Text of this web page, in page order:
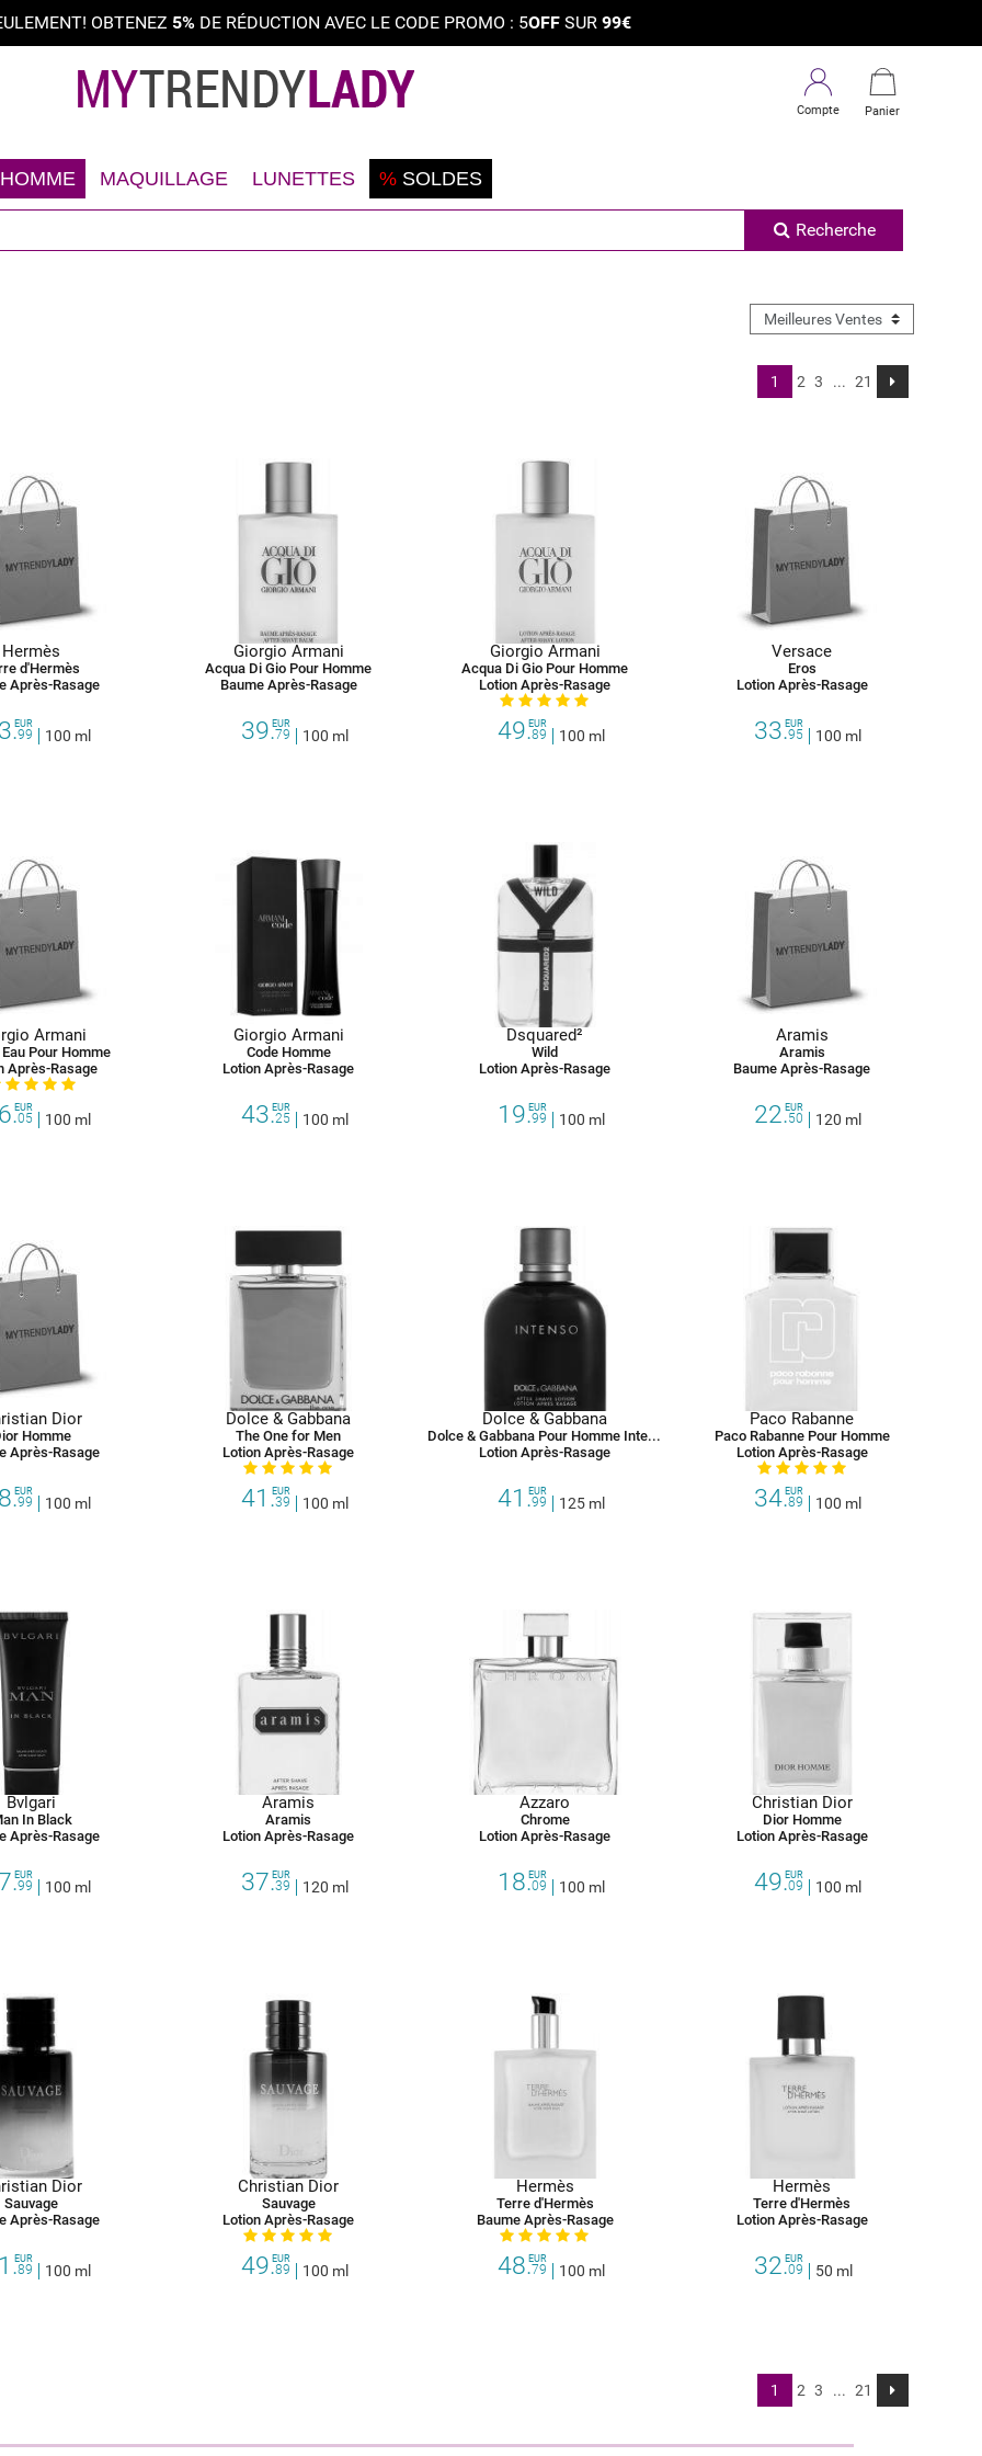
OBTENEZ 5%DE RÉDUCTION AVEC LE CODE PROMO : 5OFFSUR 99€
Compte Panier
HOMME
Rasage
Déodorant
MAQUILLAGE
Teint
Yeux
LUNETTES
Lunettes solaires
Lunettes optiques
% SOLDES
Recherche
1 2 3 ... 21
Hermès
d'Hermès
Après-Rasage
99
EUR
100 ml
Giorgio Armani
Acqua Di Gio Pour Homme
Baume Après-Rasage
39.79
EUR
100 ml
Giorgio Armani
Acqua Di Gio Pour Homme
Lotion Après-Rasage
49.89
EUR
100 ml
Versace
Eros
Lotion Après-Rasage
33.95
EUR
100 ml
Armani
Pour Homme
Après-Rasage
05
EUR
100 ml
Giorgio Armani
Code Homme
Lotion Après-Rasage
43.25
EUR
100 ml
Dsquared²
Wild
Lotion Après-Rasage
19.99
EUR
100 ml
Aramis
Aramis
Baume Après-Rasage
22.50
EUR
120 ml
Dior
Homme
Après-Rasage
99
EUR
100 ml
Dolce & Gabbana
The One for Men
Lotion Après-Rasage
41.39
EUR
100 ml
Dolce & Gabbana
Dolce & Gabbana Pour Homme Intenso
Lotion Après-Rasage
41.99
EUR
125 ml
Paco Rabanne
Paco Rabanne Pour Homme
Lotion Après-Rasage
34.89
EUR
100 ml
Bvlgari
In Black
Après-Rasage
99
EUR
100 ml
Aramis
Aramis
Lotion Après-Rasage
37.39
EUR
120 ml
Azzaro
Chrome
Lotion Après-Rasage
18.09
EUR
100 ml
Christian Dior
Dior Homme
Lotion Après-Rasage
49.09
EUR
100 ml
Dior
Sauvage
Après-Rasage
89
EUR
100 ml
Christian Dior
Sauvage
Lotion Après-Rasage
49.89
EUR
100 ml
Hermès
Terre d'Hermès
Baume Après-Rasage
48.79
EUR
100 ml
Hermès
Terre d'Hermès
Lotion Après-Rasage
32.09
EUR
50 ml
1 2 3 ... 21